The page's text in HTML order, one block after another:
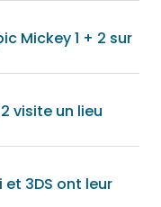
Mickey 1 + 2 sur
visite un lieu
et 3DS ont leur